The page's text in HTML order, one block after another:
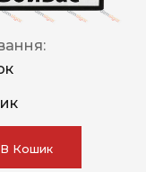
В Кошик